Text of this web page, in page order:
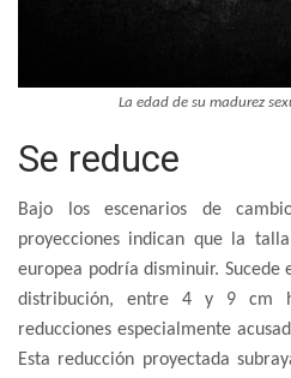
La edad de su madurez
Se reduce
Bajo los escenarios de
proyecciones indican que la
europea podría disminuir. Sucede
distribución, entre 4 y 9 cm
reducciones especialmente
Esta reducción proyectada